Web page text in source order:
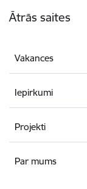
Ātrās saites
Vakances
Iepirkumi
Projekti
Par mums